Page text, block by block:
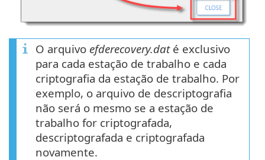
O arquivo efderecovery.daté exclusivo
para cada estação de trabalho e cada
criptografia da estação de trabalho. Por
exemplo, o arquivo de descriptografia
não será o mesmo se a estação de
trabalho for criptografada,
descriptografada e criptografada
novamente.